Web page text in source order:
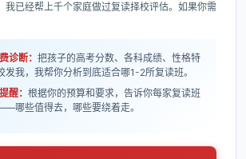
我已经帮上千个家庭做过复读择校评估。如果你需
诊断： 把孩子的高考分数、各科成绩、性格特
发我，我帮你分析到底适合哪1-2所复读班。
醒： 根据你的预算和要求，告诉你每家复读班
哪些值得去，哪些要绕着走。